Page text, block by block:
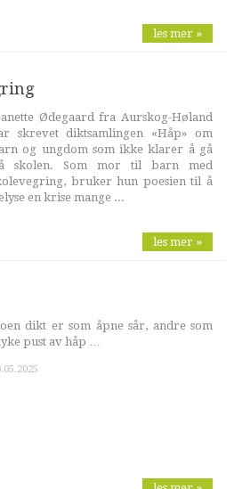
les mer »
Ødegaard fra Aurskog-Høland
skrevet diktsamlingen «Håp» om
og ungdom som ikke klarer å gå
skolen. Som mor til barn med
bruker hun poesien til å
en krise mange ...
les mer »
dikt er som åpne sår, andre som
pust av håp …